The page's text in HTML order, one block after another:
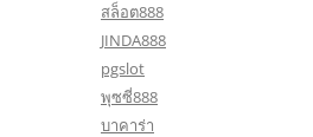
สล็อต888
JINDA888
pgslot
พุซซี่888
บาคาร่า